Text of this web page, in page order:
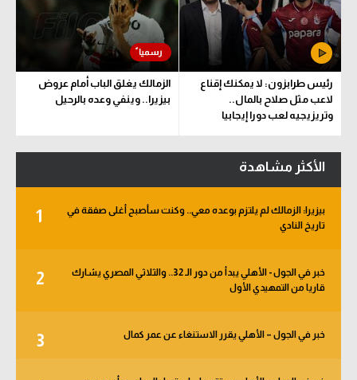
رئيس طرابزون: لا يمكنك إقناع
لاعب مثل صلاح بالمال..
وتريزيجيه لعب دورا إيجابيا
الزمالك يغلق الباب أمام عروض
بيزيرا.. وينفي وعده بالرحيل
الأكثر مشاهدة
1
بيزيرا: الزمالك لم يلتزم بوعده معي.. وكنت سأصبح أغلى صفقة في
تاريخ النادي
2
خبر في الجول - الأهلي يبدأ من دور الـ 32.. والثلاثي المصري يشارك
قاريا من التمهيدي الأول
3 خبر في الجول – الأهلي يقرر الاستنغاء عن عمر كمال